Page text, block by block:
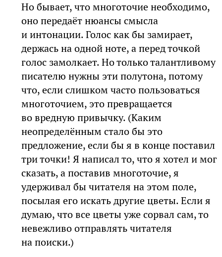
Но бывает, что многоточие необходимо,
оно передаёт нюансы смысла
и интонации. Голос как бы замирает,
держась на одной ноте, а перед точкой
голос замолкает. Но только талантливому
писателю нужны эти полутона, потому
что, если слишком часто пользоваться
многоточием, это превращается
во вредную привычку. (Каким
неопределённым стало бы это
предложение, если бы я в конце поставил
три точки! Я написал то, что я хотел и мог
сказать, а поставив многоточие, я
удерживал бы читателя на этом поле,
посылая его искать другие цветы. Если я
думаю, что все цветы уже сорвал сам, то
невежливо отправлять читателя
на поиски.)